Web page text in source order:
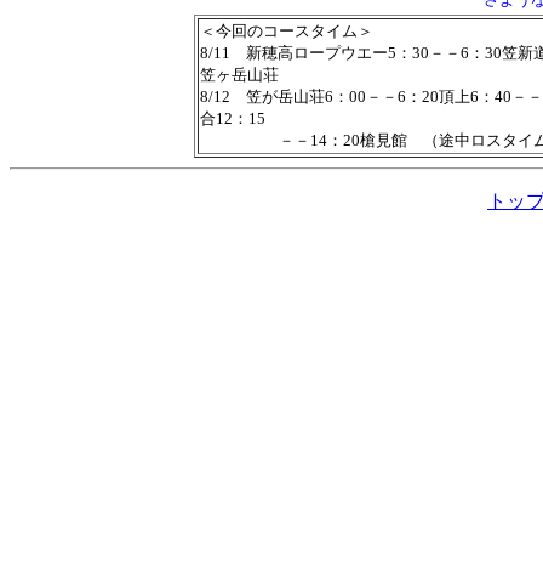
＜今回のコースタイム＞
8/11 新穂高ロープウエー5：30－－6：30笠新
笠ヶ岳山荘
8/12 笠が岳山荘6：00－－6：20頂上6：40－
合12：15
－－14：20槍見館 （途中ロスタイ
トッ